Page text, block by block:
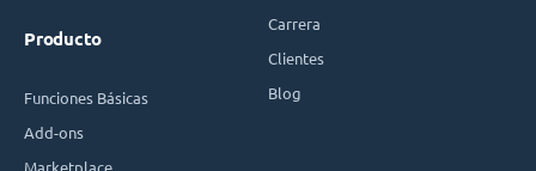
Producto
Funciones Básicas
Add-ons
Marketplace
Carrera
Clientes
Blog